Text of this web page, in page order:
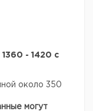
- 1420 с
около 350
могут